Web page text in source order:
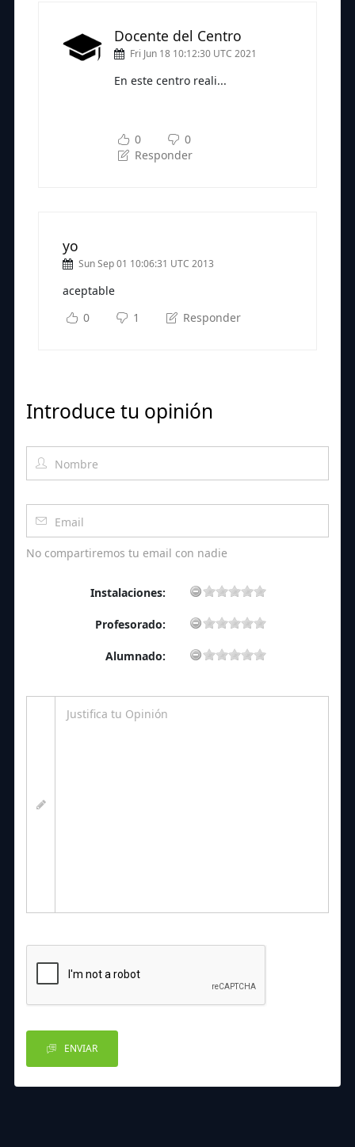
Docente del Centro
Fri Jun 18 10:12:30 UTC 2021
En este centro reali...
0
0
Responder
yo
Sun Sep 01 10:06:31 UTC 2013
aceptable
0
1 Responder
Introduce tu opinión
No compartiremos tu email con nadie
Instalaciones:
Profesorado:
Alumnado:
ENVIAR